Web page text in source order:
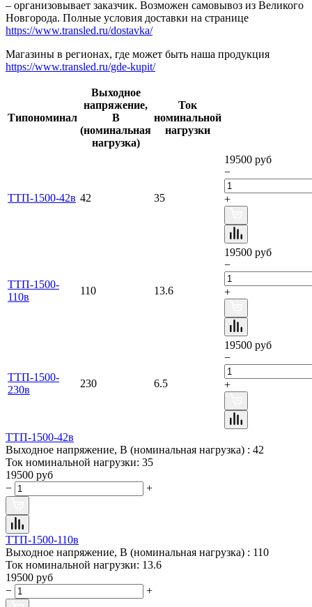
– организовывает заказчик. Возможен самовывоз из Великого
Новгорода. Полные условия доставки на странице
https://www.transled.ru/dostavka/
Магазины в регионах, где может быть наша продукция
https://www.transled.ru/gde-kupit/
Типономинал
Выходное
напряжение,
В
(номинальная
нагрузка)
Ток
номинальной
нагрузки
ТТП-1500-42в 42 35
19500 руб
−
+
ТТП-1500-
110в
110 13.6
19500 руб
−
+
ТТП-1500-
230в
230 6.5
19500 руб
−
+
ТТП-1500-42в
Выходное напряжение, В (номинальная нагрузка) : 42
Ток номинальной нагрузки: 35
19500 руб
−
+
ТТП-1500-110в
Выходное напряжение, В (номинальная нагрузка) : 110
Ток номинальной нагрузки: 13.6
19500 руб
−
+